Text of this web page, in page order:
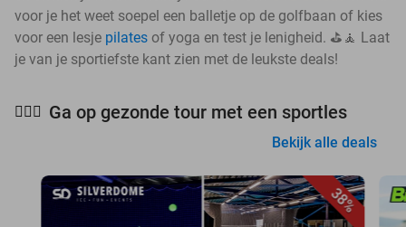
voor je het weet soepel een balletje op de golfbaan of kies
voor een lesje pilates of yoga en test je lenigheid. ⛳🧘 Laat
je van je sportiefste kant zien met de leukste deals!
🧘🏻‍♀️ Ga op gezonde tour met een sportles
Bekijk alle deals
38%